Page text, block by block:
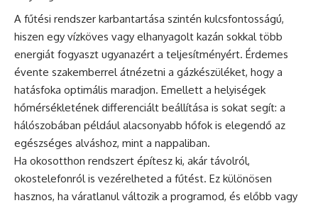
A fűtési rendszer karbantartása szintén kulcsfontosságú,
hiszen egy vízköves vagy elhanyagolt kazán sokkal több
energiát fogyaszt ugyanazért a teljesítményért. Érdemes
évente szakemberrel átnézetni a gázkészüléket, hogy a
hatásfoka optimális maradjon. Emellett a helyiségek
hőmérsékletének differenciált beállítása is sokat segít: a
hálószobában például alacsonyabb hőfok is elegendő az
egészséges alváshoz, mint a nappaliban.
Ha okosotthon rendszert építesz ki, akár távolról,
okostelefonról is vezérelheted a fűtést. Ez különösen
hasznos, ha váratlanul változik a programod, és előbb vagy